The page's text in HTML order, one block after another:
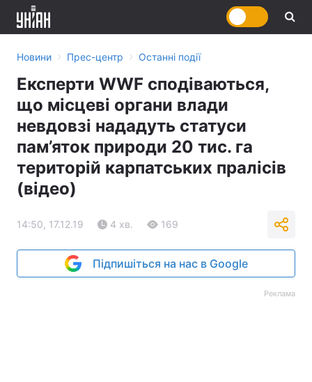
Новини › Прес-центр › Останні події
Експерти WWF сподіваються,
що місцеві органи влади
невдовзі нададуть статуси
пам’яток природи 20 тис. га
територій карпатських пралісів
(відео)
14:50, 17.12.19 4 хв. 169
Підпишіться на нас в Google
Реклама